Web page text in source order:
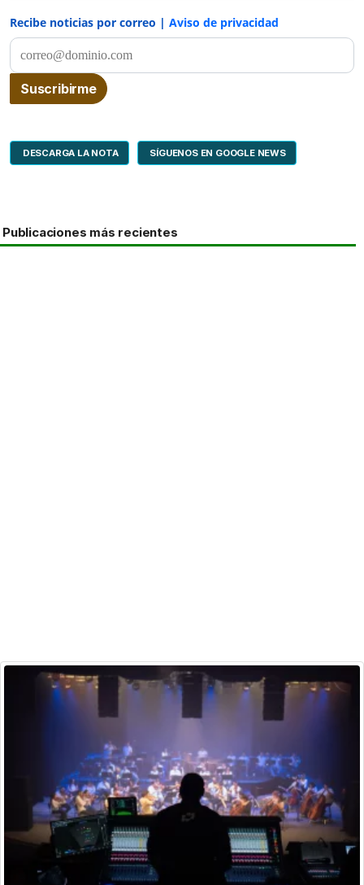
Recibe noticias por correo | Aviso de privacidad
DESCARGA LA NOTA SÍGUENOS EN GOOGLE NEWS
Publicaciones más recientes